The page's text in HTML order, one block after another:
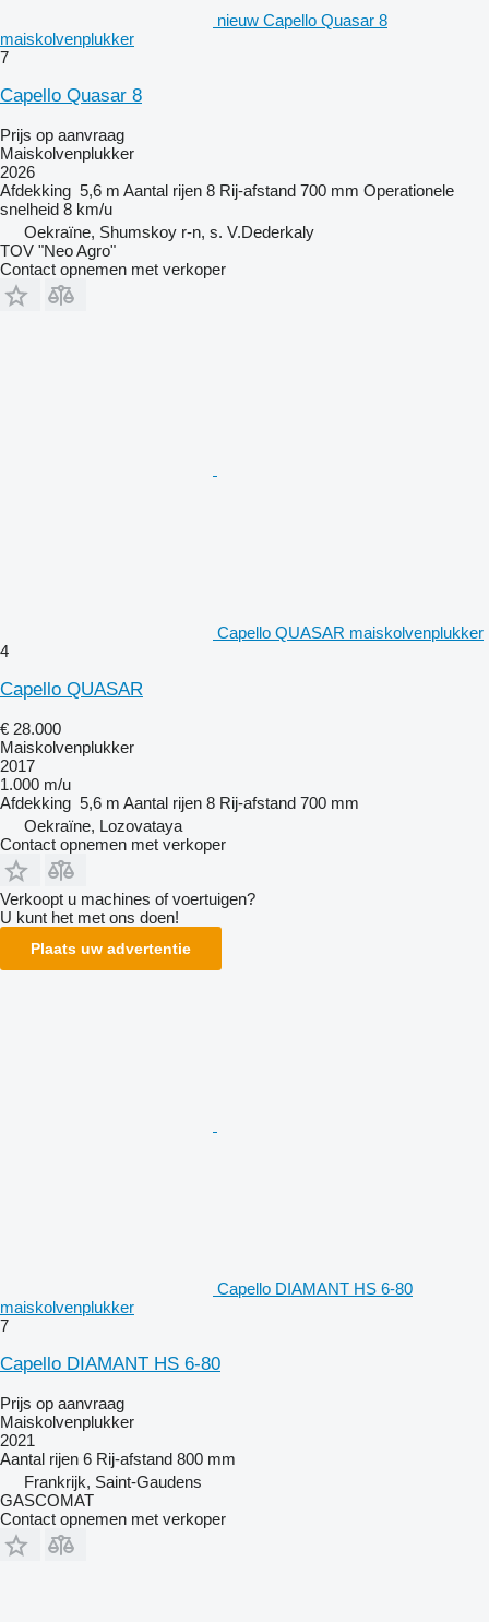
nieuw Capello Quasar 8
maiskolvenplukker
7
Capello Quasar 8
Prijs op aanvraag
Maiskolvenplukker
2026
Afdekking 5,6 m Aantal rijen 8 Rij-afstand 700 mm Operationele
snelheid 8 km/u
Oekraïne, Shumskoy r-n, s. V.Dederkaly
TOV "Neo Agro"
Contact opnemen met verkoper
Capello QUASAR maiskolvenplukker
4
Capello QUASAR
€ 28.000
Maiskolvenplukker
2017
1.000 m/u
Afdekking 5,6 m Aantal rijen 8 Rij-afstand 700 mm
Oekraïne, Lozovataya
Contact opnemen met verkoper
Verkoopt u machines of voertuigen?
U kunt het met ons doen!
Plaats uw advertentie
Capello DIAMANT HS 6-80
maiskolvenplukker
7
Capello DIAMANT HS 6-80
Prijs op aanvraag
Maiskolvenplukker
2021
Aantal rijen 6 Rij-afstand 800 mm
Frankrijk, Saint-Gaudens
GASCOMAT
Contact opnemen met verkoper